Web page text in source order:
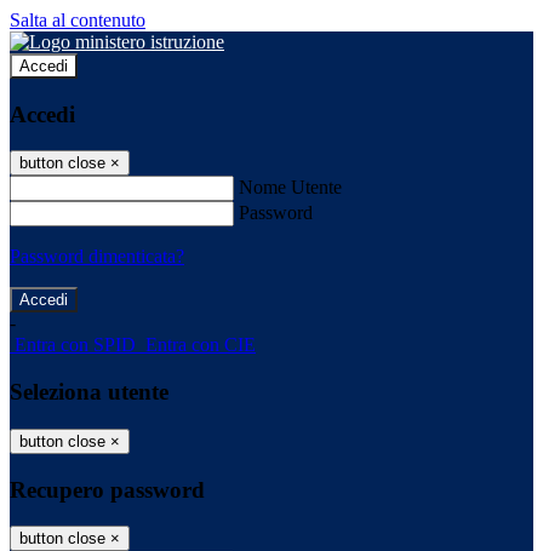
Salta al contenuto
Accedi
Accedi
button close ×
Nome Utente
Password
Password dimenticata?
-
Entra con SPID Entra con CIE
Seleziona utente
button close ×
Recupero password
button close ×